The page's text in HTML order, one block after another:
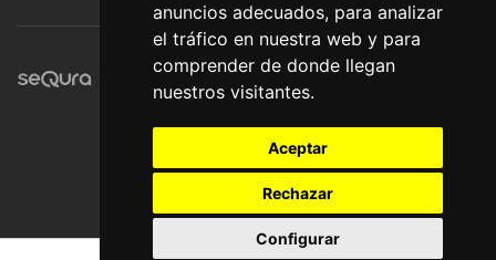
anuncios adecuados, para analizar
el tráfico en nuestra web y para
comprender de donde llegan
nuestros visitantes.
Aceptar
Rechazar
Configurar